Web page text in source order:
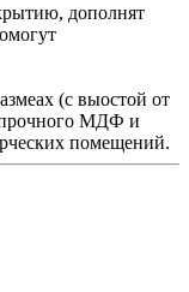
дополнят
(с выостой от
прочного МДФ и
помещений.